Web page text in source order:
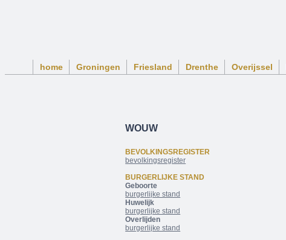
home Groningen Friesland Drenthe Overijssel
WOUW
BEVOLKINGSREGISTER
bevolkingsregister
BURGERLIJKE STAND
Geboorte
burgerlijke stand
Huwelijk
burgerlijke stand
Overlijden
burgerlijke stand